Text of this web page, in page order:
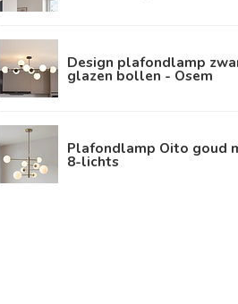
Design plafondlamp
glazen bollen - Osem
Plafondlamp Oito goud
8-lichts